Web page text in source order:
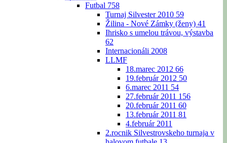
Futbal 758
Turnaj Silvester 2010 59
Žilina - Nové Zámky (ženy) 41
Ihrisko s umelou trávou, výstavba
62
Internacionáli 2008
LLMF
18.marec 2012 66
19.február 2012 50
6.marec 2011 54
27.február 2011 156
20.február 2011 60
13.február 2011 81
4.február 2011
2.rocnik Silvestrovskeho turnaja v